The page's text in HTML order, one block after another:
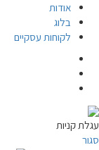
אודות
בלוג
לקוחות עסקיים
עגלת קניות
סגור